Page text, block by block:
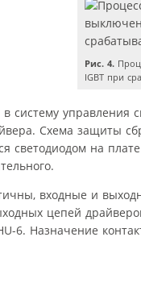
Рис. 4.
IGBT при
систему
Схема защиты
светодиодом на
входные и
цепей
6. Назначение